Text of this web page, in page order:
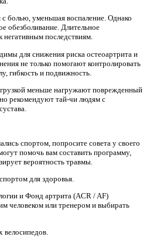
болью, уменьшая воспаление. Однако
обезболивание. Длительное
негативным последствиям.
для снижения риска остеоартрита и
не только помогают контролировать
гибкость и подвижность.
меньше нагружают поврежденный
рекомендуют тай-чи людям с
спортом, попросите совета у своего
помочь вам составить программу,
вероятность травмы.
для здоровья.
и Фонд артрита (ACR / AF)
человеком или тренером и выбирать
велосипедов.